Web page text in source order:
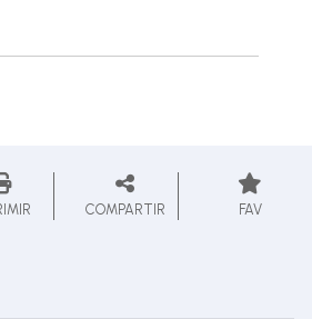
COMPARTIR FAV